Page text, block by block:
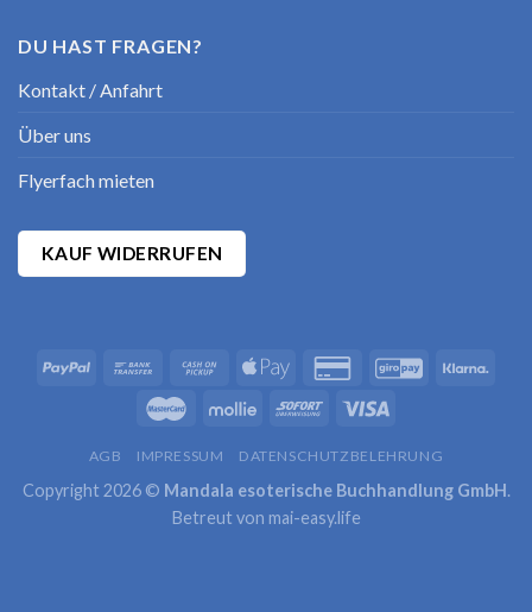
DU HAST FRAGEN?
Kontakt / Anfahrt
Über uns
Flyerfach mieten
KAUF WIDERRUFEN
AGB IMPRESSUM DATENSCHUTZBELEHRUNG
Copyright 2026 © Mandala esoterische Buchhandlung GmbH.
Betreut von mai-easy.life